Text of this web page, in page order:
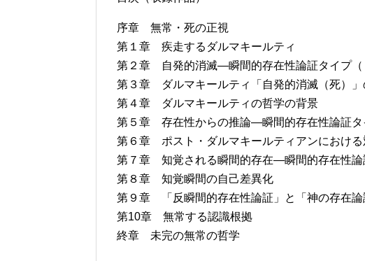
序章 無常・死の正視
第１章 疾走するダルマキールティ
第２章 自発的消滅―瞬間的存在性論証タイプ（
第３章 ダルマキールティ「自発的消滅（死）」
第４章 ダルマキールティの哲学の背景
第５章 存在性からの推論―瞬間的存在性論証タ
第６章 ポスト・ダルマキールティアンにおける
第７章 知覚される瞬間的存在―瞬間的存在性論
第８章 知覚瞬間の自己差異化
第９章 「反瞬間的存在性論証」と「神の存在論
第10章 無常する認識根拠
終章 未完の無常の哲学